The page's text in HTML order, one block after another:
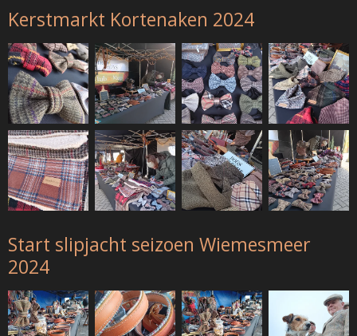
Kerstmarkt Kortenaken 2024
Start slipjacht seizoen Wiemesmeer
2024